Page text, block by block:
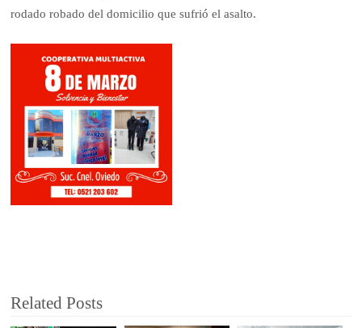
rodado robado del domicilio que sufrió el asalto.
Related Posts